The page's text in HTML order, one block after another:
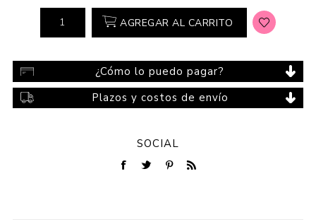
AGREGAR AL CARRITO
¿Cómo lo puedo pagar?
Plazos y costos de envío
SOCIAL